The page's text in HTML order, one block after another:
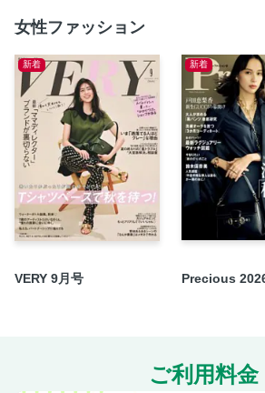
冬のカジュアルデートをのぞき見！
彼がいないからこそできることがある
「黒髪が私のアイデンティティ」な彼
ャレ
オシャレな人の“冬旅ワードローブ”が知
おしゃれも機能性もあきらめない！ 私
わり3カ条
冬こそ大事なインナーケア、みんなの
彼との温泉旅行を乗り切る、冬の「戦略
占いを味方に2025年を思い切り楽しみ
ギフト選びって愛だ とっておき手土産
女性ファッション
新着
VERY 9月号
新着
Precious
ご利用料金